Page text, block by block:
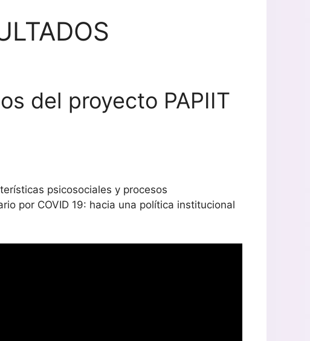
del proyecto PAPIIT
psicosociales y procesos
por COVID 19: hacia una política institucional